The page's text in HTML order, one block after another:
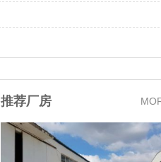
推荐厂房